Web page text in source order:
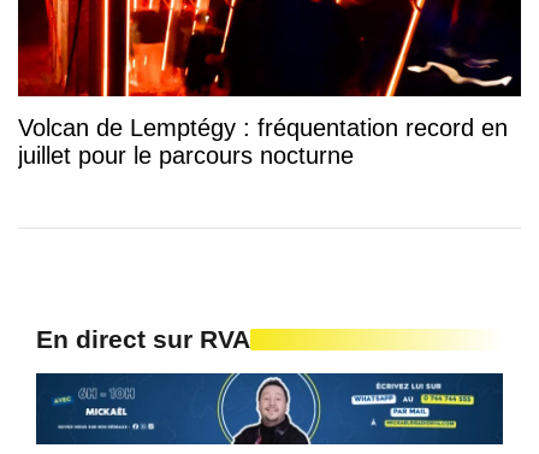
Volcan de Lemptégy : fréquentation record en
juillet pour le parcours nocturne
En direct sur RVA